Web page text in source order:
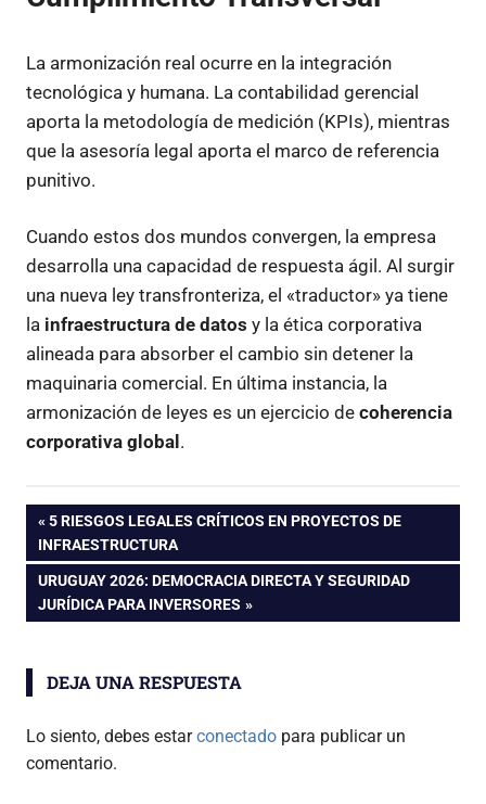
La armonización real ocurre en la integración
tecnológica y humana. La contabilidad gerencial
aporta la metodología de medición (KPIs), mientras
que la asesoría legal aporta el marco de referencia
punitivo.
Cuando estos dos mundos convergen, la empresa
desarrolla una capacidad de respuesta ágil. Al surgir
una nueva ley transfronteriza, el «traductor» ya tiene
la infraestructura de datos y la ética corporativa
alineada para absorber el cambio sin detener la
maquinaria comercial. En última instancia, la
armonización de leyes es un ejercicio de coherencia
corporativa global .
Navegación
de
entradas
ENTRADA
ANTERIOR:
5 RIESGOS LEGALES CRÍTICOS EN PROYECTOS DE
INFRAESTRUCTURA
ENTRADA
SIGUIENTE:
URUGUAY 2026: DEMOCRACIA DIRECTA Y SEGURIDAD
JURÍDICA PARA INVERSORES
DEJA UNA RESPUESTA
Lo siento, debes estarconectado para publicar un
comentario.